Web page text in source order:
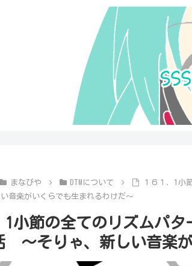
まなびや DTMについて
１６１．1小
音楽がいくらでも生まれるわけだ～
1小節の全てのリズムパ
～そりゃ、新しい音楽